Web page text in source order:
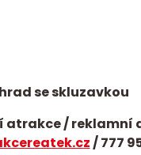
se skluzavkou
/ reklamní
/777